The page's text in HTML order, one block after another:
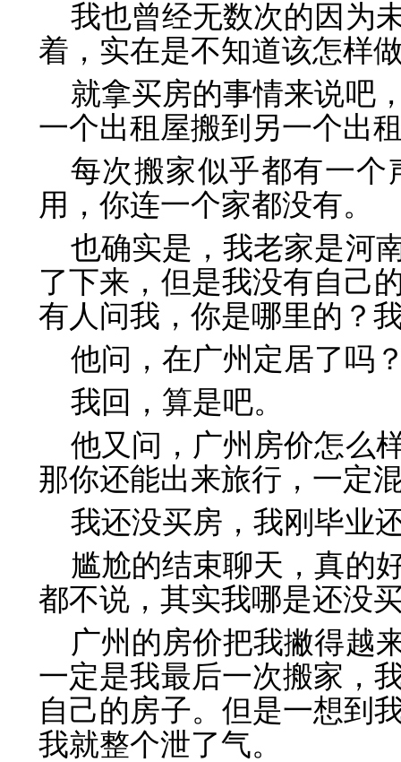
我也曾经无数次的因为
着，实在是不知道该怎样
就拿买房的事情来说吧
一个出租屋搬到另一个出
每次搬家似乎都有一
用，你连一个家都没有。
也确实是，我老家是河
了下来，但是我没有自己
有人问我，你是哪里的？
他问，在广州定居了吗
我回，算是吧。
他又问，广州房价怎么
那你还能出来旅行，一定
我还没买房，我刚毕业
尴尬的结束聊天，真的
都不说，其实我哪是还没
广州的房价把我撇得越
一定是我最后一次搬家，
自己的房子。但是一想到
我就整个泄了气。